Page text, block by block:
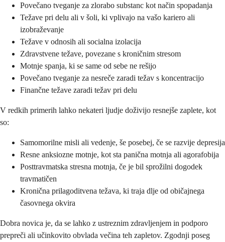
Povečano tveganje za zlorabo substanc kot način spopadanja
Težave pri delu ali v šoli, ki vplivajo na vašo kariero ali
izobraževanje
Težave v odnosih ali socialna izolacija
Zdravstvene težave, povezane s kroničnim stresom
Motnje spanja, ki se same od sebe ne rešijo
Povečano tveganje za nesreče zaradi težav s koncentracijo
Finančne težave zaradi težav pri delu
V redkih primerih lahko nekateri ljudje doživijo resnejše zaplete, kot
so:
Samomorilne misli ali vedenje, še posebej, če se razvije depresija
Resne anksiozne motnje, kot sta panična motnja ali agorafobija
Posttravmatska stresna motnja, če je bil sprožilni dogodek
travmatičen
Kronična prilagoditvena težava, ki traja dlje od običajnega
časovnega okvira
Dobra novica je, da se lahko z ustreznim zdravljenjem in podporo
prepreči ali učinkovito obvlada večina teh zapletov. Zgodnji poseg